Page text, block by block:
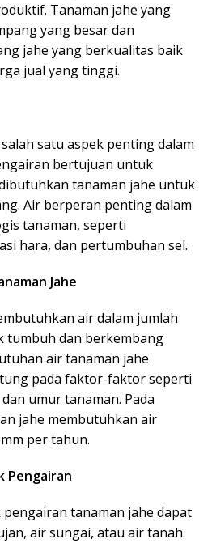
Tanaman jahe yang
yang besar dan
jahe yang berkualitas baik
jual yang tinggi.
satu aspek penting dalam
bertujuan untuk
tanaman jahe untuk
Air berperan penting dalam
tanaman, seperti
hara, dan pertumbuhan sel.
Jahe
air dalam jumlah
tumbuh dan berkembang
air tanaman jahe
pada faktor-faktor seperti
umur tanaman. Pada
jahe membutuhkan air
per tahun.
Pengairan
tanaman jahe dapat
air sungai, atau air tanah.